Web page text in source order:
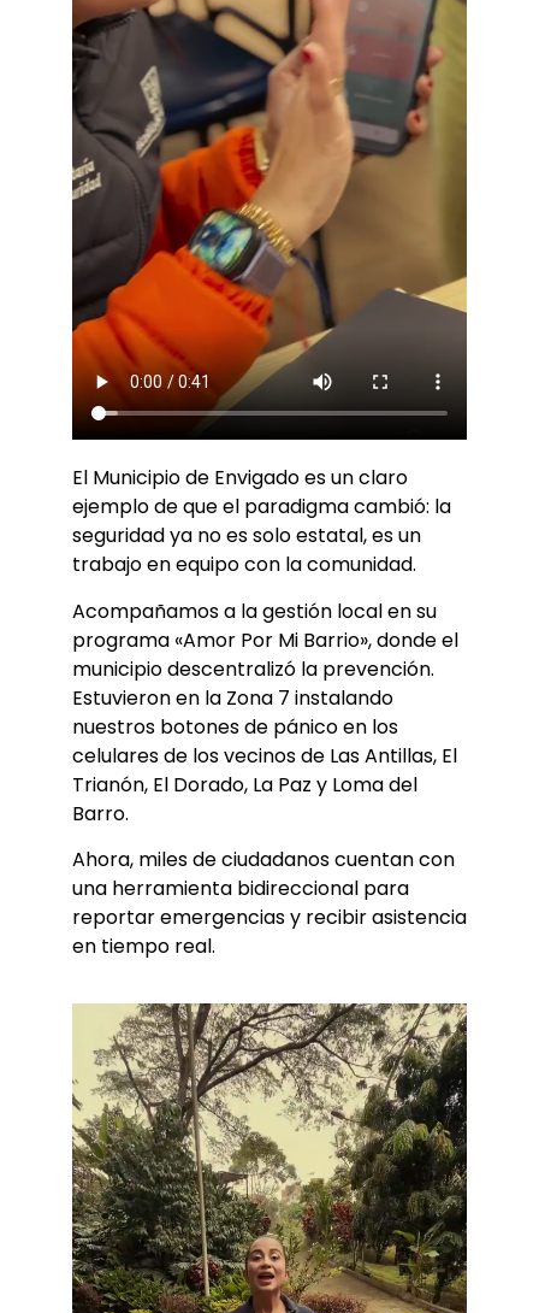
El Municipio de Envigado es un claro
ejemplo de que el paradigma cambió: la
seguridad ya no es solo estatal, es un
trabajo en equipo con la comunidad.
Acompañamos a la gestión local en su
programa «Amor Por Mi Barrio», donde el
municipio descentralizó la prevención.
Estuvieron en la Zona 7 instalando
nuestros botones de pánico en los
celulares de los vecinos de Las Antillas, El
Trianón, El Dorado, La Paz y Loma del
Barro.
Ahora, miles de ciudadanos cuentan con
una herramienta bidireccional para
reportar emergencias y recibir asistencia
en tiempo real.